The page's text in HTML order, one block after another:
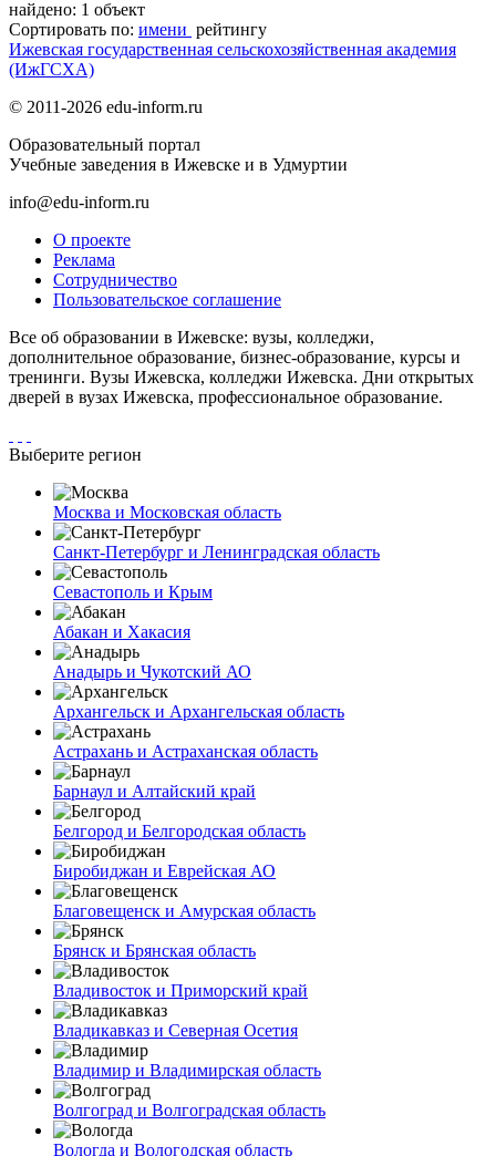
найдено: 1 объект
Сортировать по: имени рейтингу
Ижевская государственная сельскохозяйственная академия
(ИжГСХА)
© 2011-2026 edu-inform.ru
Образовательный портал
Учебные заведения в Ижевске и в Удмуртии
info@edu-inform.ru
О проекте
Реклама
Сотрудничество
Пользовательское соглашение
Все об образовании в Ижевске: вузы, колледжи,
дополнительное образование, бизнес-образование, курсы и
тренинги. Вузы Ижевска, колледжи Ижевска. Дни открытых
дверей в вузах Ижевска, профессиональное образование.
Выберите регион
Москва и Московская область
Санкт-Петербург и Ленинградская область
Севастополь и Крым
Абакан и Хакасия
Анадырь и Чукотский АО
Архангельск и Архангельская область
Астрахань и Астраханская область
Барнаул и Алтайский край
Белгород и Белгородская область
Биробиджан и Еврейская АО
Благовещенск и Амурская область
Брянск и Брянская область
Владивосток и Приморский край
Владикавказ и Северная Осетия
Владимир и Владимирская область
Волгоград и Волгоградская область
Вологда и Вологодская область